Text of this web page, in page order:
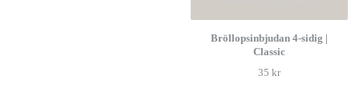
Bröllopsinbjudan 4-sidig |
Classic
35 kr